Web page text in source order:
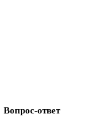
Вопрос-ответ